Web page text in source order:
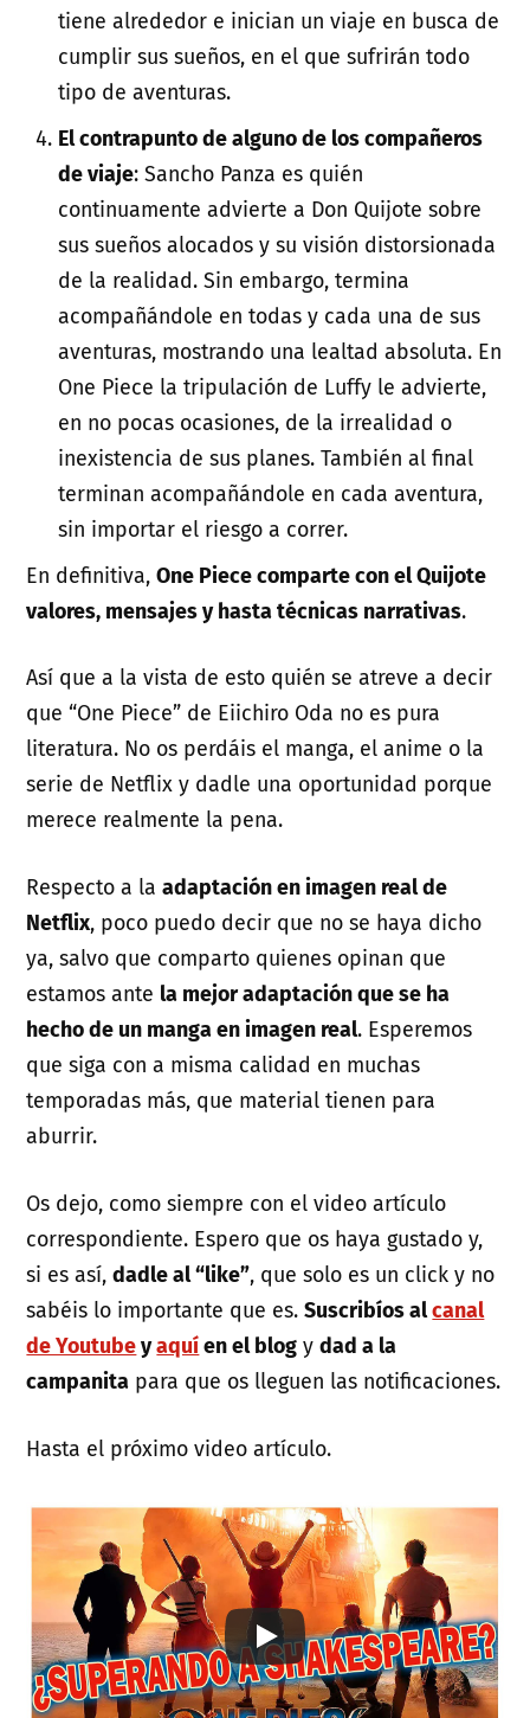
tiene alrededor e inician un viaje en busca de
cumplir sus sueños, en el que sufrirán todo
tipo de aventuras.
El contrapunto de alguno de los compañeros
de viaje: Sancho Panza es quién
continuamente advierte a Don Quijote sobre
sus sueños alocados y su visión distorsionada
de la realidad. Sin embargo, termina
acompañándole en todas y cada una de sus
aventuras, mostrando una lealtad absoluta. En
One Piece la tripulación de Luffy le advierte,
en no pocas ocasiones, de la irrealidad o
inexistencia de sus planes. También al final
terminan acompañándole en cada aventura,
sin importar el riesgo a correr.
En definitiva,One Piece comparte con el Quijote
valores, mensajes y hasta técnicas narrativas.
Así que a la vista de esto quién se atreve a decir
que “One Piece” de Eiichiro Oda no es pura
literatura. No os perdáis el manga, el anime o la
serie de Netflix y dadle una oportunidad porque
merece realmente la pena.
Respecto a laadaptación en imagen real de
Netflix, poco puedo decir que no se haya dicho
ya, salvo que comparto quienes opinan que
estamos ante la mejor adaptación que se ha
hecho de un manga en imagen real. Esperemos
que siga con a misma calidad en muchas
temporadas más, que material tienen para
aburrir.
Os dejo, como siempre con el video artículo
correspondiente. Espero que os haya gustado y,
si es así,dadle al “like”, que solo es un click y no
sabéis lo importante que es.Suscribíos alcanal
de Youtubeyaquíen el blog ydad a la
campanita para que os lleguen las notificaciones.
Hasta el próximo video artículo.